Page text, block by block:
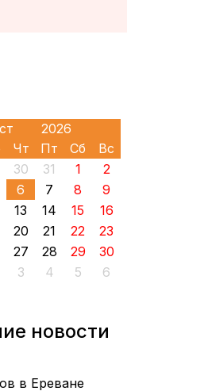
Чт Пт Сб
Вс
30 31 1
2
6 7 8
9
13 14 15
16
20 21 22
23
27 28 29
30
3 4 5 6
новости
в Ереване